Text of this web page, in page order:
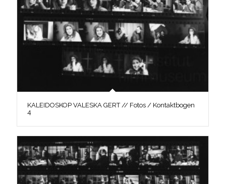
KALEIDOSKOP VALESKA GERT // Fotos / Kontaktbogen
4